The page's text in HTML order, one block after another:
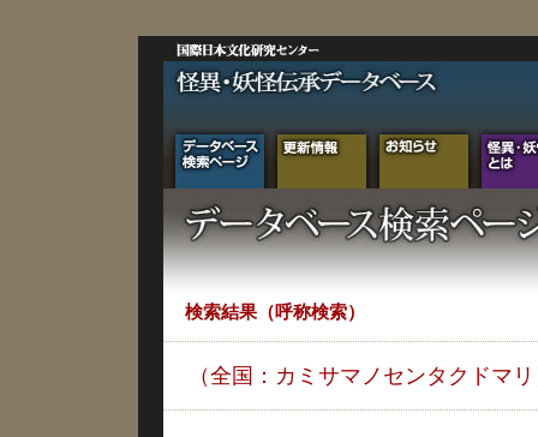
検索結果（呼称検索）
（全国：カミサマノセンタクドマ